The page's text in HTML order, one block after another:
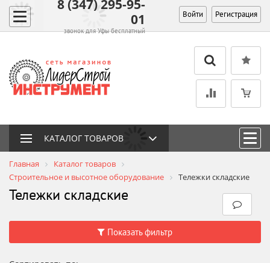
8 (347) 295-95-
01
звонок для Уфы бесплатный
Войти Регистрация
КАТАЛОГ ТОВАРОВ
Главная
Каталог товаров
Строительное и высотное оборудование
Тележки складские
Тележки складские
Показать фильтр